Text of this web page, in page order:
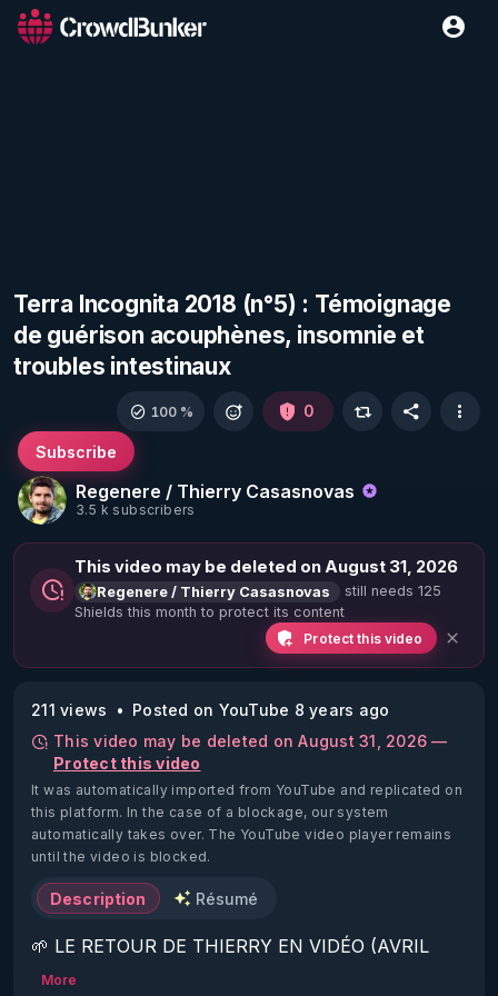
Terra Incognita 2018 (n°5) : Témoignage
de guérison acouphènes, insomnie et
troubles intestinaux
Regenere / Thierry Casasnovas
3.5 k subscribers
Subscribe
100 % 0
This video may be deleted on August 31, 2026
Regenere / Thierry Casasnovas
still needs 125
Shields this month to protect its content
Protect this video
211 views
Posted on YouTube 8 years ago
This video may be deleted on August 31, 2026 —
Protect this video
It was automatically imported from YouTube and replicated on
this platform. In the case of a blockage, our system
automatically takes over. The YouTube video player remains
until the video is blocked.
Description Résumé
🌱 LE RETOUR DE THIERRY EN VIDÉO (AVRIL
2022)!
More